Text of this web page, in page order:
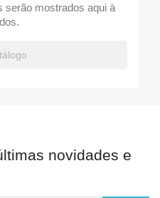
serão mostrados aqui à
novidades e